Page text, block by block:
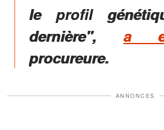
le profil
dernière", a
procureure.
ANNONCES